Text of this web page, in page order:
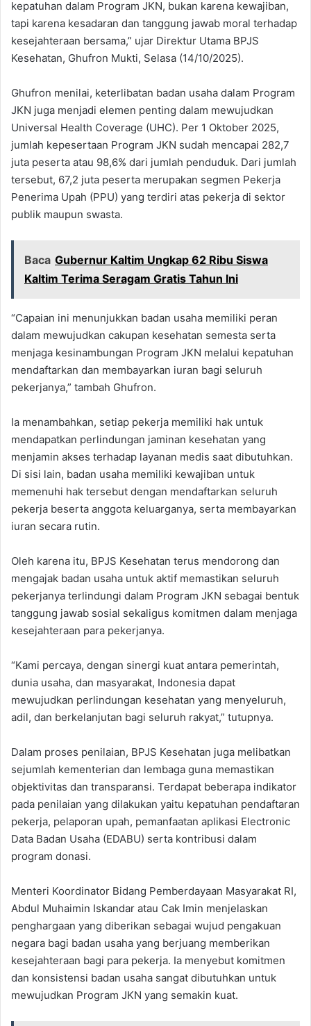
kepatuhan dalam Program JKN, bukan karena kewajiban,
tapi karena kesadaran dan tanggung jawab moral terhadap
kesejahteraan bersama,” ujar Direktur Utama BPJS
Kesehatan, Ghufron Mukti, Selasa (14/10/2025).
Ghufron menilai, keterlibatan badan usaha dalam Program
JKN juga menjadi elemen penting dalam mewujudkan
Universal Health Coverage (UHC). Per 1 Oktober 2025,
jumlah kepesertaan Program JKN sudah mencapai 282,7
juta peserta atau 98,6% dari jumlah penduduk. Dari jumlah
tersebut, 67,2 juta peserta merupakan segmen Pekerja
Penerima Upah (PPU) yang terdiri atas pekerja di sektor
publik maupun swasta.
Baca Gubernur Kaltim Ungkap 62 Ribu Siswa
Kaltim Terima Seragam Gratis Tahun Ini
“Capaian ini menunjukkan badan usaha memiliki peran
dalam mewujudkan cakupan kesehatan semesta serta
menjaga kesinambungan Program JKN melalui kepatuhan
mendaftarkan dan membayarkan iuran bagi seluruh
pekerjanya,” tambah Ghufron.
Ia menambahkan, setiap pekerja memiliki hak untuk
mendapatkan perlindungan jaminan kesehatan yang
menjamin akses terhadap layanan medis saat dibutuhkan.
Di sisi lain, badan usaha memiliki kewajiban untuk
memenuhi hak tersebut dengan mendaftarkan seluruh
pekerja beserta anggota keluarganya, serta membayarkan
iuran secara rutin.
Oleh karena itu, BPJS Kesehatan terus mendorong dan
mengajak badan usaha untuk aktif memastikan seluruh
pekerjanya terlindungi dalam Program JKN sebagai bentuk
tanggung jawab sosial sekaligus komitmen dalam menjaga
kesejahteraan para pekerjanya.
“Kami percaya, dengan sinergi kuat antara pemerintah,
dunia usaha, dan masyarakat, Indonesia dapat
mewujudkan perlindungan kesehatan yang menyeluruh,
adil, dan berkelanjutan bagi seluruh rakyat,” tutupnya.
Dalam proses penilaian, BPJS Kesehatan juga melibatkan
sejumlah kementerian dan lembaga guna memastikan
objektivitas dan transparansi. Terdapat beberapa indikator
pada penilaian yang dilakukan yaitu kepatuhan pendaftaran
pekerja, pelaporan upah, pemanfaatan aplikasi Electronic
Data Badan Usaha (EDABU) serta kontribusi dalam
program donasi.
Menteri Koordinator Bidang Pemberdayaan Masyarakat RI,
Abdul Muhaimin Iskandar atau Cak Imin menjelaskan
penghargaan yang diberikan sebagai wujud pengakuan
negara bagi badan usaha yang berjuang memberikan
kesejahteraan bagi para pekerja. Ia menyebut komitmen
dan konsistensi badan usaha sangat dibutuhkan untuk
mewujudkan Program JKN yang semakin kuat.